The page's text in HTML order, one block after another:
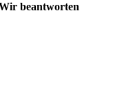
beantworten